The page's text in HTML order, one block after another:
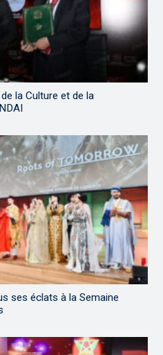
la Culture et de la
ses éclats à la Semaine